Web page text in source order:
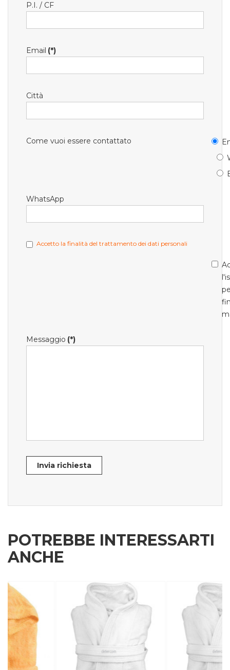
P.I. / CF
Email (*)
Città
Come vuoi essere contattato
WhatsApp
Accetto la finalità del trattamento dei dati personali
Messaggio (*)
Invia richiesta
POTREBBE INTERESSARTI
ANCHE